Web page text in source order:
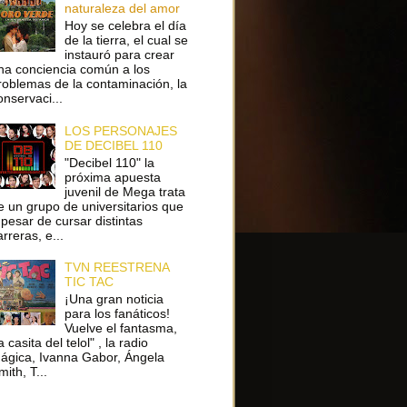
naturaleza del amor
Hoy se celebra el día
de la tierra, el cual se
instauró para crear
conciencia común a los
de la contaminación, la
LOS PERSONAJES
DE DECIBEL 110
"Decibel 110" la
próxima apuesta
juvenil de Mega trata
un grupo de universitarios que
de cursar distintas
e...
TVN REESTRENA
TIC TAC
¡Una gran noticia
para los fanáticos!
Vuelve el fantasma,
casita del telol" , la radio
Ivanna Gabor, Ángela
T...